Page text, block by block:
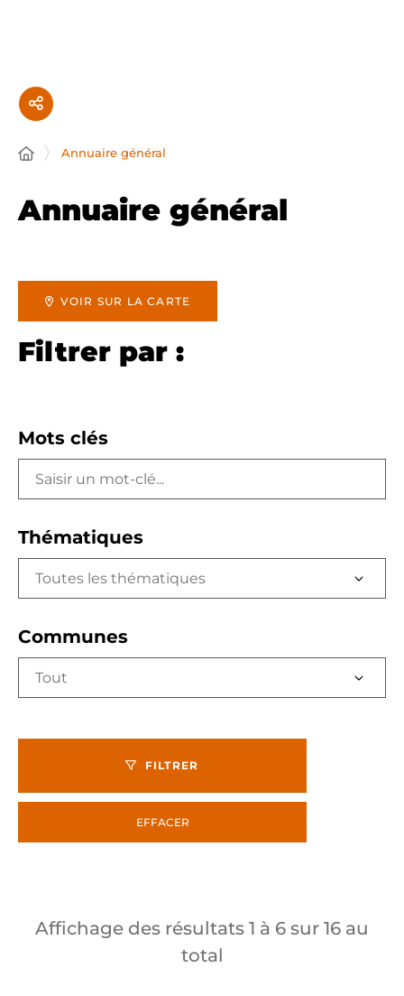
Annuaire général
Annuaire général
VOIR SUR LA CARTE
Filtrer par :
Mots clés
Thématiques
Toutes les thématiques
Communes
Tout
FILTRER
EFFACER
Affichage des résultats 1 à 6 sur 16 au
total